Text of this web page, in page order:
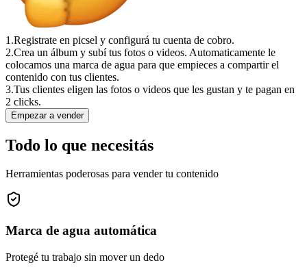
1.Registrate en picsel y configurá tu cuenta de cobro.
2.Crea un álbum y subí tus fotos o videos. Automaticamente le
colocamos una marca de agua para que empieces a compartir el
contenido con tus clientes.
3.Tus clientes eligen las fotos o videos que les gustan y te pagan en
2 clicks.
Empezar a vender
Todo lo que necesitás
Herramientas poderosas para vender tu contenido
Marca de agua automática
Protegé tu trabajo sin mover un dedo